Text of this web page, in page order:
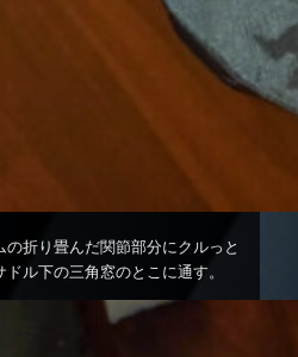
折り畳んだ関節部分にクルっと
ル下の三角窓のとこに通す。